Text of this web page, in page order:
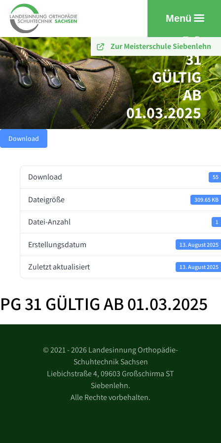
Zur Meisterschule Siebenlehn
PG
31
GÜLTIG
AB
01.03.2025
Download
Download 55
Dateigröße 309.65 KB
Datei-Anzahl 1
Erstellungsdatum 13. August 2025
Zuletzt aktualisiert 13. August 2025
PG 31 GÜLTIG AB 01.03.2025
©2021 - 2026 Landesinnung Orthopädie-
Schuhtechnik Sachsen
Liebichstraße 4, 09603 Großschirma ST
Siebenlehn.
Alle Rechte vorbehalten.
Menü